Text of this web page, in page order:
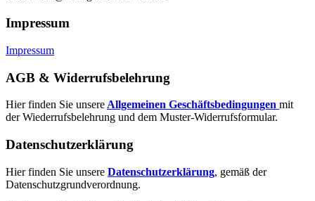
Impressum
Impressum
AGB & Widerrufsbelehrung
Hier finden Sie unsere Allgemeinen Geschäftsbedingungen mit
der Wiederrufsbelehrung und dem Muster-Widerrufsformular.
Datenschutzerklärung
Hier finden Sie unsere Datenschutzerklärung, gemäß der
Datenschutzgrundverordnung.